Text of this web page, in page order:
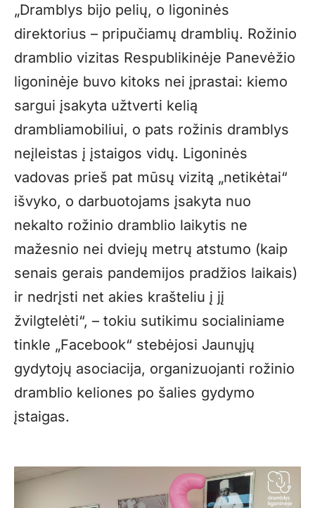
„Dramblys bijo pelių, o ligoninės
direktorius – pripučiamų dramblių. Rožinio
dramblio vizitas Respublikinėje Panevėžio
ligoninėje buvo kitoks nei įprastai: kiemo
sargui įsakyta užtverti kelią
drambliamobiliui, o pats rožinis dramblys
neįleistas į įstaigos vidų. Ligoninės
vadovas prieš pat mūsų vizitą „netikėtai“
išvyko, o darbuotojams įsakyta nuo
nekalto rožinio dramblio laikytis ne
mažesnio nei dviejų metrų atstumo (kaip
senais gerais pandemijos pradžios laikais)
ir nedrįsti net akies krašteliu į jį
žvilgtelėti“, – tokiu sutikimu socialiniame
tinkle „Facebook“ stebėjosi Jaunųjų
gydytojų asociacija, organizuojanti rožinio
dramblio keliones po šalies gydymo
įstaigas.